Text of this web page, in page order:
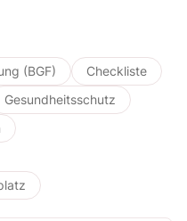
(BGF)
Checkliste
Gesundheitsschutz